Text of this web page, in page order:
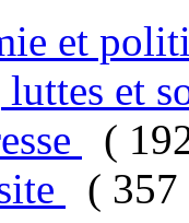
et
et
(
( 357